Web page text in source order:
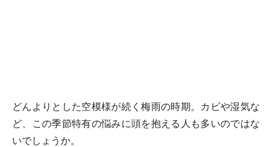
どんよりとした空模様が続く梅雨の時期。カビや湿気な
ど、この季節特有の悩みに頭を抱える人も多いのではな
いでしょうか。